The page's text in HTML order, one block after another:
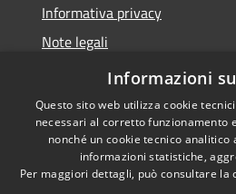
Informativa privacy
Note legali
Dichiarazione di accessibilità
Accessibilità
Informazioni
Questo sito web utilizza cookie
necessari al corretto funzionamento
nonché un cookie tecnico
informazioni statistiche,
Per maggiori dettagli, può consultare la